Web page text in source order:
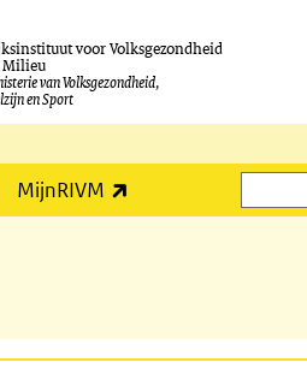
voor Volksgezondheid
Milieu
van Volksgezondheid,
en Sport
MijnRIVM
Zoeken